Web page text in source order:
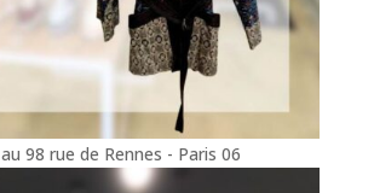
au 98 rue de Rennes - Paris 06